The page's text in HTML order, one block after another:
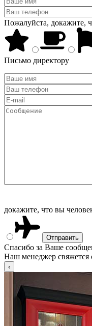
Пожалуйста, докажите,
Письмо директору
докажите, что вы
Спасибо за Ваше
Наш менеджер